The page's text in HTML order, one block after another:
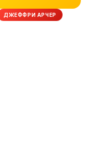
ДЖЕФФРИ АРЧЕР